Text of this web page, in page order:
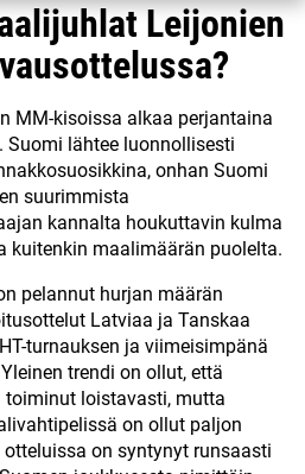
Leijonien
MM-kisoissa alkaa perjantaina
lähtee luonnollisesti
onhan Suomi
suurimmista
kannalta houkuttavin kulma
kuitenkin maalimäärän puolelta.
pelannut hurjan määrän
Latviaa ja Tanskaa
turnauksen ja viimeisimpänä
trendi on ollut, että
toiminut loistavasti, mutta
on ollut paljon
on syntynyt runsaasti